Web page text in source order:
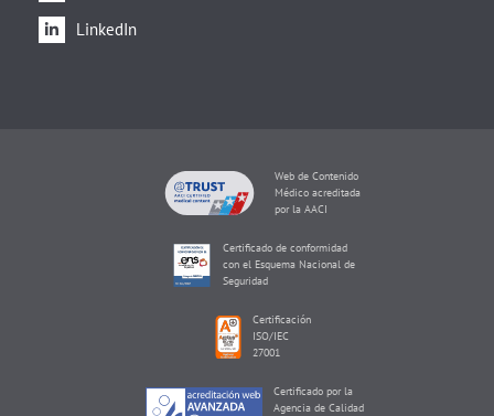
LinkedIn
Web de Contenido
Médico acreditada
por la AACI
Certificado de conformidad
con el Esquema Nacional de
Seguridad
Certificación
ISO/IEC
27001
Certificado por la
Agencia de Calidad